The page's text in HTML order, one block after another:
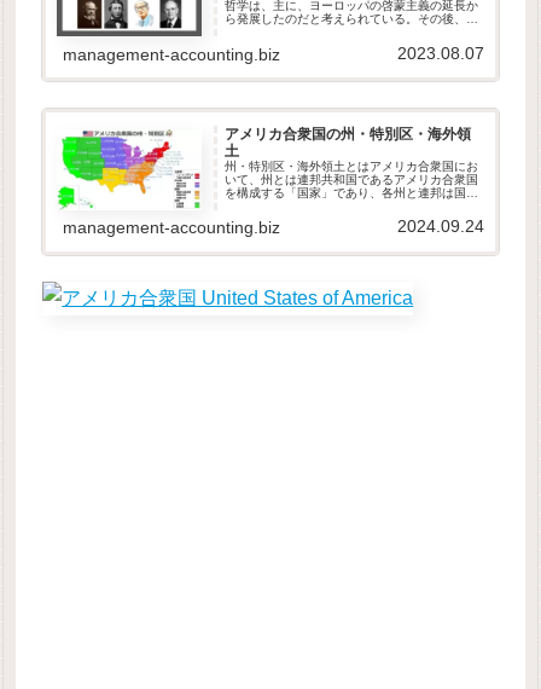
哲学は、主に、ヨーロッパの啓蒙主義の延長か
ら発展したのだと考えられている。その後、ア
超越主義（超絶主義：Transcendentalism）が
知られている。...
management-accounting.biz 2023.08.07
アメリカ合衆国の州・特別区・海外領
土
州・特別区・海外領土とはアメリカ合衆国にお
いて、州とは連邦共和国であるアメリカ合衆国
を構成する「国家」であり、各州と連邦は国家
「州」にあたる英語は「ステート（state）」で
あることが多いが、マサチュー...
management-accounting.biz 2024.09.24